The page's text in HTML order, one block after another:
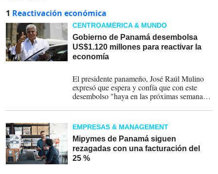
1 Reactivación económica
CENTROAMÉRICA & MUNDO
Gobierno de Panamá desembolsa
US$1.120 millones para reactivar la
economía
El presidente panameño, José Raúl Mulino
expresó que espera y confía que con este
desembolso "haya en las próximas semanas
economía nacional.
EMPRESAS & MANAGEMENT
Mipymes de Panamá siguen
rezagadas con una facturación del
25 %